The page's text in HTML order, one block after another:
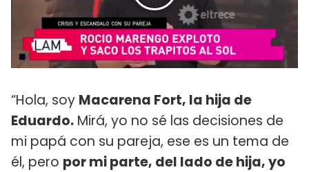
“Hola, soy Macarena Fort, la hija de
Eduardo. Mirá, yo no sé las decisiones de
mi papá con su pareja, ese es un tema de
él, pero por mi parte, del lado de hija, yo